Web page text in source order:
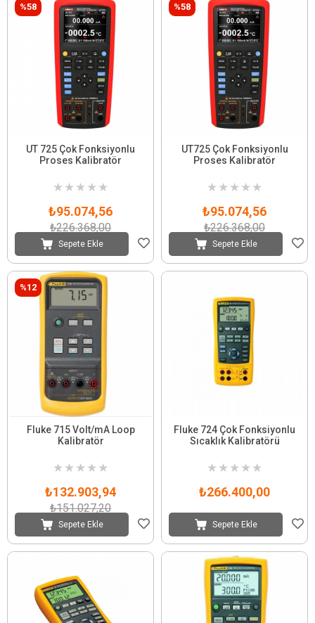
UT 725 Çok Fonksiyonlu
Proses Kalibratör
★ ★ ★ ★ ★
₺95.074,56
₺226.368,00
Sepete Ekle
%58
UT725 Çok Fonksiyonlu
Proses Kalibratör
★ ★ ★ ★ ★
₺95.074,56
₺226.368,00
Sepete Ekle
%58
Fluke 715 Volt/mA Loop
Kalibratör
★ ★ ★ ★ ★
₺132.903,94
₺151.027,20
Sepete Ekle
%12
Fluke 724 Çok Fonksiyonlu
Sıcaklık Kalibratörü
★ ★ ★ ★ ★
₺266.400,00
Sepete Ekle